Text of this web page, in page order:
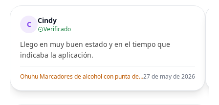
C Cindy
Verificado
Llego en muy buen estado y en el tiempo que
indicaba la aplicación.
Ohuhu Marcadores de alcohol con punta de pincel – Juego de marcadores artísticos de doble punta con certificación AP para artistas adultos27 de may de 2026